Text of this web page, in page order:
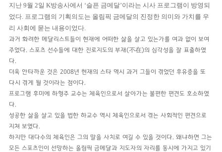
지난 9월 2일 K방송사에서 ‘슬픈 금메달’이라는 시사 프로그램이 방영되
었다. 프로그램의 기획의도는 올림픽 금메달의 진정한 의미와 가치를 우
리 사회에 묻는 내용이었다.
과거 화려한 메달리스트들이 현재에 어떠한 삶을 살고 있는가를 여과 없이 보여
주었다. 스포츠 선수들에 대한 진로지도의 부재(不在)의 심각성을 잘 표출하였
다.
더욱 안타까운 것은 2008년 현재의 스타 역시 과거 그들이 겪었던 후유증을 또
다시 겪게 될 것이라는 점이다.
프로그램 후미에 하형주 교수는 체육인으로서 살아가는 불편한 편견도 호소하였
다.
성공한 삶을 살고 있을 법한 하교수 역시 체육인으로서 겪는 사회적인 편견으로
지쳐 보였다.
하지만 대다수의 체육인은 그의 말을 사치로 여길 수 있을 것이다. 왜냐하면 그는
모든 스포츠인이 선망하는 올림픽 금메달과 지도자의 자리를 동시에 가지고 있기